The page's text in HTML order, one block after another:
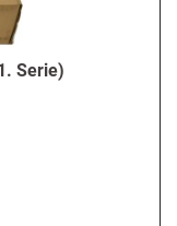
Serie)